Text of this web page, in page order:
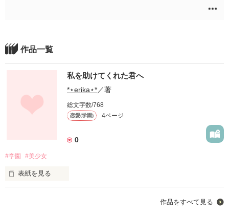
作品一覧
私を助けてくれた君へ
*‎⋆erika⋆*／著
総文字数/768
恋愛(学園) 4ページ
0
#学園 #美少女
表紙を見る
作品をすべて見る